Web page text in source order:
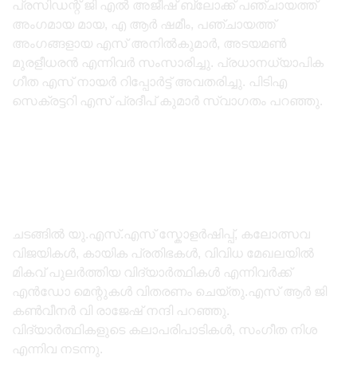
പ്രസിഡന്റ്‌ ജി എൽ അജീഷ് ബ്ലോക്ക്‌ പഞ്ചായത്ത്‌
അംഗമായ മായ, എ ആർ ഷമീം, പഞ്ചായത്ത്‌
അംഗങ്ങളായ എസ് അനിൽകുമാർ, അടയമൺ
മുരളീധരൻ എന്നിവർ സംസാരിച്ചു. പ്രധാനധ്യാപിക
ഗീത എസ് നായർ റിപ്പോർട്ട്‌ അവതരിച്ചു. പിടിഎ
സെക്രട്ടറി എസ് പ്രദീപ്‌ കുമാർ സ്വാഗതം പറഞ്ഞു.
ചടങ്ങിൽ യു.എസ്.എസ് സ്കോളർഷിപ്പ്, കലോത്സവ
വിജയികൾ, കായിക പ്രതിഭകൾ, വിവിധ മേഖലയിൽ
മികവ് പുലർത്തിയ വിദ്യാർത്ഥികൾ എന്നിവർക്ക്
എൻഡോ മെന്റുകൾ വിതരണം ചെയ്തു.എസ് ആർ ജി
കൺവീനർ വി രാജേഷ് നന്ദി പറഞ്ഞു.
വിദ്യാർത്ഥികളുടെ കലാപരിപാടികൾ, സംഗീത നിശ
എന്നിവ നടന്നു.